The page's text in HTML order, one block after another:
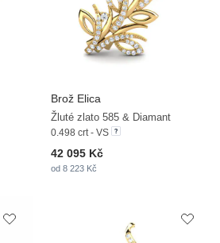
Brož Elica
Žluté zlato 585 & Diamant
0.498 crt - VS
42 095 Kč
od 8 223 Kč